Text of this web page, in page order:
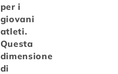
per i
giovani
atleti.
Questa
dimensione
di